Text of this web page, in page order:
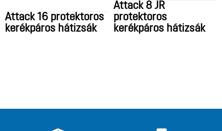
Attack 16 protektoros
kerékpáros hátizsák
Attack 8 JR
protektoros
kerékpáros hátizsák